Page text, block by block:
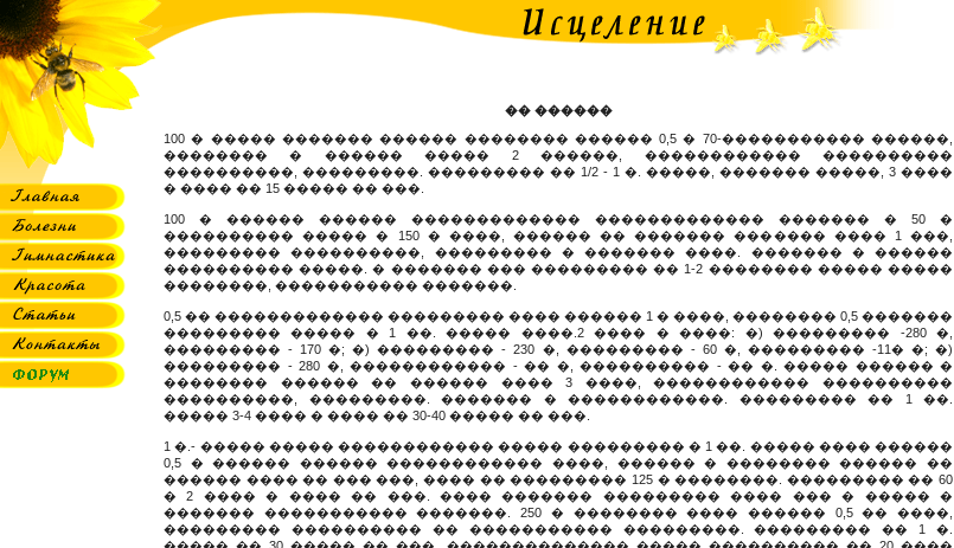
�� ������
100 � ����� ������� ������ �������� ������ 0,5 � 70-����������� ������,
�������� � ������ ����� 2 ������, ������������ ����������
����������, ���������. ��������� �� 1/2 - 1 �. �����, ������� �����, 3 ����
� ���� �� 15 ����� �� ���.
100 � ������ ������ ������������� ������������� ������� � 50 �
���������� ����� � 150 � ����, ������ �� ������� ������� ���� 1 ���,
��������� ����������, ��������� � ������� ����. ������� � ������
���������� �����. � ������� ��� ��������� �� 1-2 �������� ����� �����
��������, ����������� �������.
0,5 �� ������������� ��������� ���� ������ 1 � ����, �������� 0,5 �������
��������� ����� � 1 ��. ����� ����.2 ���� � ����: �) ��������� -280 �,
��������� - 170 �; �) ��������� - 230 �, ��������� - 60 �, ��������� -11� �; �)
��������� - 280 �, ������������ - �� �, ���������� - �� �. ����� ������ �
�������� ������ �� ������ ���� 3 ����, ������������ ����������
����������, ���������. ������� � ������������. ��������� �� 1 ��.
����� 3-4 ���� � ���� �� 30-40 ����� �� ���.
1 �.- ����� ����� ������������ ����� ��������� � 1 ��. ����� ���� ������
0,5 � ������ ������ ������������ ����, ������ � �������� ������ ��
������ ���� �� ��� ���, ���� �� ��������� 125 � ��������. ��������� �� 60
� 2 ���� � ���� �� ���. ���� ������� ��������� ���� ��� � ����� �
������� ����������� �������. 250 � �������� ���� ������ 0,5 �� ����,
��������� ���������� �� ����������� ���������. ��������� �� 1 �.